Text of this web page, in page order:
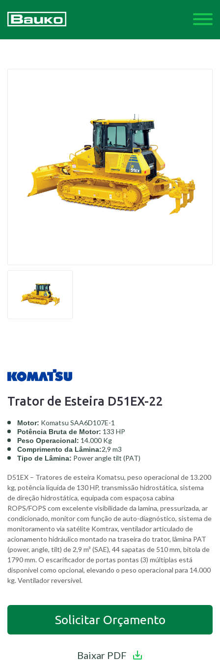
Trator de Esteira D51EX-22
Motor: Komatsu SAA6D107E-1
Potência Bruta de Motor: 133 HP
Peso Operacional: 14.000 Kg
Comprimento da Lâmina:2,9 m3
Tipo de Lâmina: Power angle tilt (PAT)
D51EX – Tratores de esteira Komatsu, peso operacional de 13.200
kg, potência líquida de 130 HP, transmissão hidrostática, sistema
de direção hidrostática, equipada com espaçosa cabina
ROPS/FOPS com excelente visibilidade da lamina, pressurizada, ar
condicionado, monitor com função de auto-diagnóstico, sistema de
monitoramento via satélite Komtrax, ventilador articulado de
acionamento hidráulico montado na traseira do trator, lâmina PAT
(power, angle, tilt) de 2,9 m³ (SAE), 44 sapatas de 510 mm, bitola de
1790 mm. O escarificador de portas pontas (3) múltiplas está
disponível como opcional, elevando o peso operacional para 14.000
kg. Ventilador reversível.
Solicitar Orçamento
Baixar PDF
Preencha o formulário e em
Trabalhe Conosco
que gostam de trabalhar em um ambiente